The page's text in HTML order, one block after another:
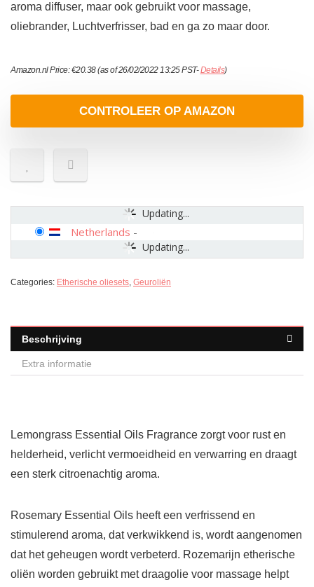
aroma diffuser, maar ook gebruikt voor massage,
oliebrander, Luchtverfrisser, bad en ga zo maar door.
Amazon.nl Price:€20.38(as of 26/02/2022 13:25 PST-Details)
CONTROLEER OP AMAZON
Updating...
Updating...
Netherlands -
Categories: Etherische oliesets, Geuroliën
Beschrijving
Extra informatie
Lemongrass Essential Oils Fragrance zorgt voor rust en
helderheid, verlicht vermoeidheid en verwarring en draagt
een sterk citroenachtig aroma.
Rosemary Essential Oils heeft een verfrissend en
stimulerend aroma, dat verkwikkend is, wordt aangenomen
dat het geheugen wordt verbeterd. Rozemarijn etherische
oliën worden gebruikt met draagolie voor massage helpt